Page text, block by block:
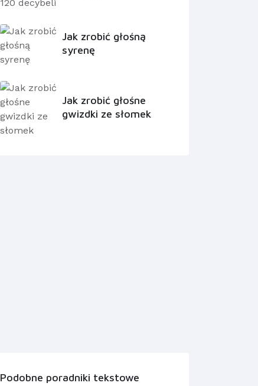
Jak zrobić głośną
syrenę
Jak zrobić głośne
gwizdki ze słomek
Podobne poradniki tekstowe